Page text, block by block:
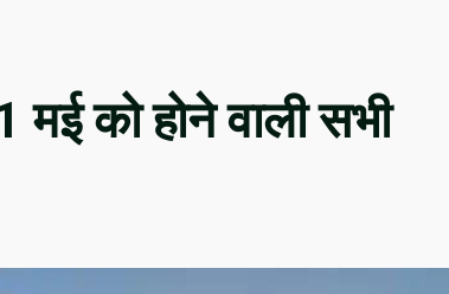
मई को होने वाली सभी